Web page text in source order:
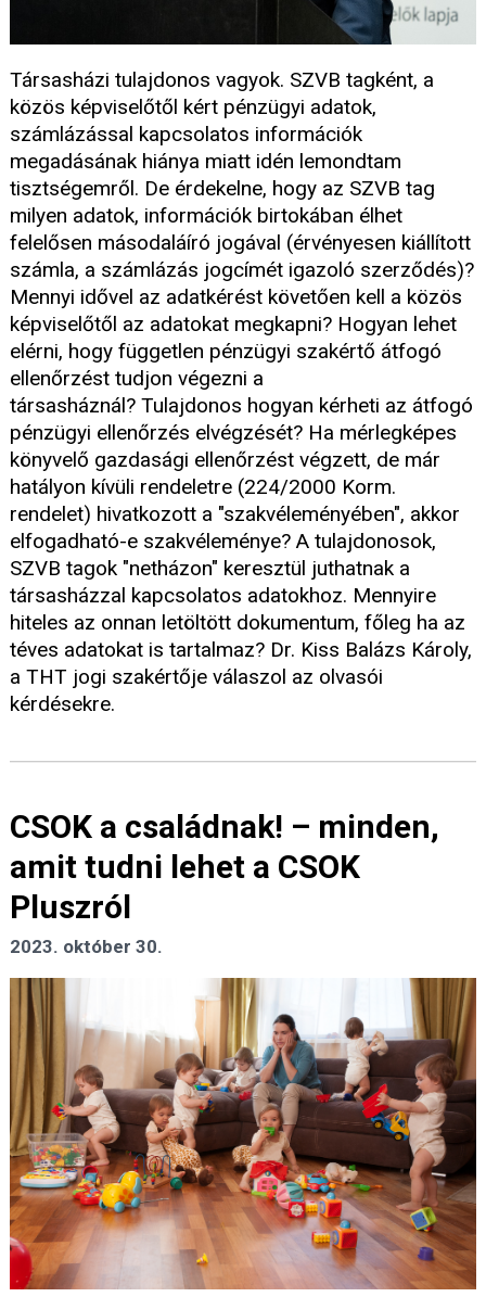
Társasházi tulajdonos vagyok. SZVB tagként, a
közös képviselőtől kért pénzügyi adatok,
számlázással kapcsolatos információk
megadásának hiánya miatt idén lemondtam
tisztségemről. De érdekelne, hogy az SZVB tag
milyen adatok, információk birtokában élhet
felelősen másodaláíró jogával (érvényesen kiállított
számla, a számlázás jogcímét igazoló szerződés)?
Mennyi idővel az adatkérést követően kell a közös
képviselőtől az adatokat megkapni? Hogyan lehet
elérni, hogy független pénzügyi szakértő átfogó
ellenőrzést tudjon végezni a
társasháznál? Tulajdonos hogyan kérheti az átfogó
pénzügyi ellenőrzés elvégzését? Ha mérlegképes
könyvelő gazdasági ellenőrzést végzett, de már
hatályon kívüli rendeletre (224/2000 Korm.
rendelet) hivatkozott a "szakvéleményében", akkor
elfogadható-e szakvéleménye? A tulajdonosok,
SZVB tagok "netházon" keresztül juthatnak a
társasházzal kapcsolatos adatokhoz. Mennyire
hiteles az onnan letöltött dokumentum, főleg ha az
téves adatokat is tartalmaz? Dr. Kiss Balázs Károly,
a THT jogi szakértője válaszol az olvasói
kérdésekre.
CSOK a családnak! – minden,
amit tudni lehet a CSOK
Pluszról
2023. október 30.